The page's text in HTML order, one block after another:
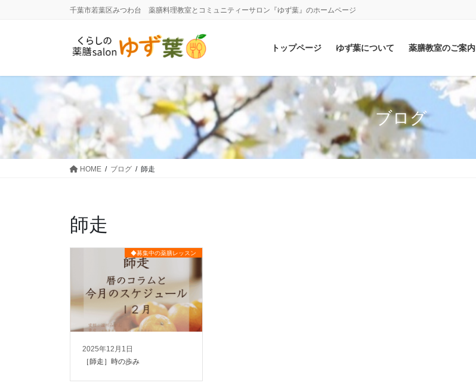
に
動
ョ
に
移
動
千葉市若葉区みつわ台 薬膳料理教室とコミュニティーサロン『ゆず葉』のホームページ
トップページ ゆず葉について 薬膳教室のご案内
ブログ
HOME ブログ 師走
師走
2025年12月1日
◆募集中の薬膳レッスン
［師走］時の歩み